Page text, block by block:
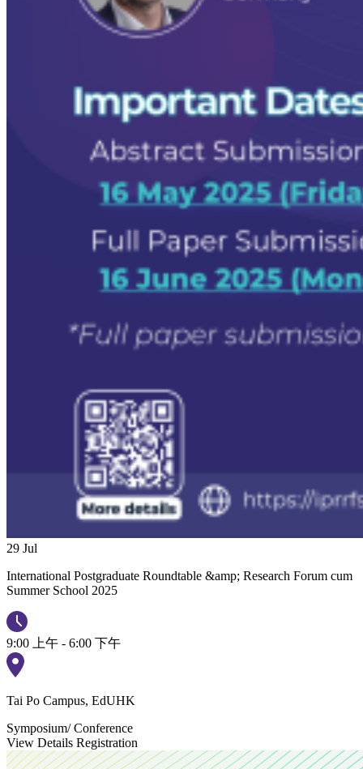
29 Jul
International Postgraduate Roundtable &amp; Research Forum cum
Summer School 2025
9:00 上午 - 6:00 下午
Tai Po Campus, EdUHK
Symposium/ Conference
View Details Registration